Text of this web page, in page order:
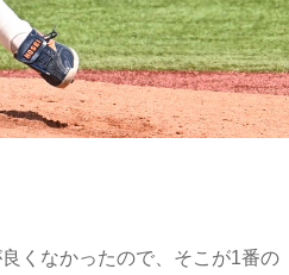
くなかったので、そこが1番の